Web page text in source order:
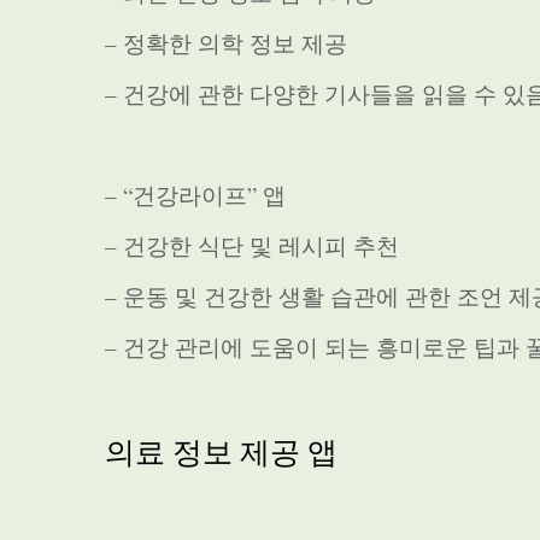
– 정확한 의학 정보 제공
– 건강에 관한 다양한 기사들을 읽을 수 있
– “건강라이프” 앱
– 건강한 식단 및 레시피 추천
– 운동 및 건강한 생활 습관에 관한 조언 제
– 건강 관리에 도움이 되는 흥미로운 팁과
의료 정보 제공 앱